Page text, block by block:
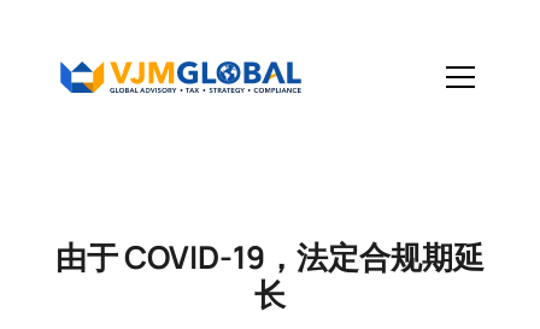
由于 COVID-19，法定合规期延
长